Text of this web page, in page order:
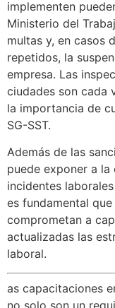
implementen
Ministerio del
multas y, en casos
repetidos, la
empresa. Las
ciudades son cada
la importancia de
SG-SST.
Además de las
puede exponer a
incidentes
es fundamental
comprometan a
actualizadas las
laboral.
as capacitaciones
no solo son un